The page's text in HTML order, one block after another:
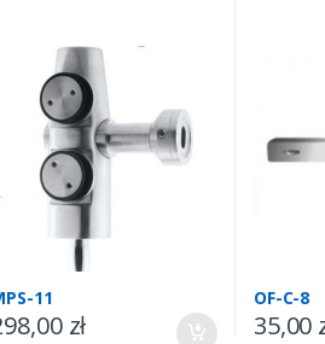
11
zł
OF-C-8
35,00